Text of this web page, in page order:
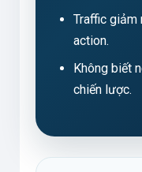
Traffic giảm
action.
Không biết
chiến lược.